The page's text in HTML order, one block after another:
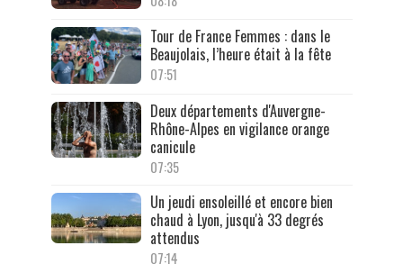
Tour de France Femmes : dans le
Beaujolais, l’heure était à la fête
07:51
Deux départements d'Auvergne-
Rhône-Alpes en vigilance orange
canicule
07:35
Un jeudi ensoleillé et encore bien
chaud à Lyon, jusqu'à 33 degrés
attendus
07:14